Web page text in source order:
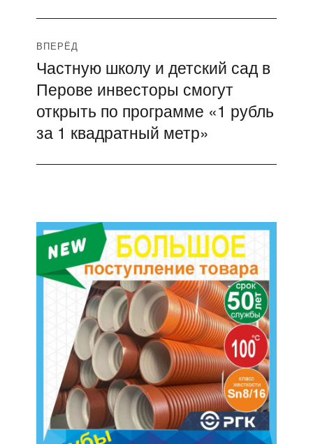
ВПЕРЁД
Следующая
запись:
Частную школу и детский сад в
Перове инвесторы смогут
открыть по программе «1 рубль
за 1 квадратный метр»